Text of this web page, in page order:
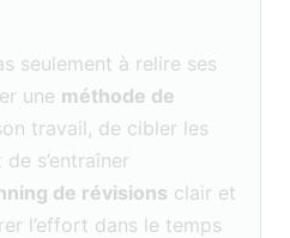
seulement à relire ses
une méthode de
travail, de cibler les
s’entraîner
de révisions clair et
l’effort dans le temps